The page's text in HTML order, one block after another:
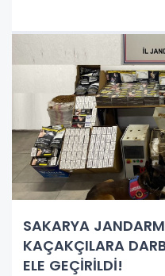
SAKARYA
KAÇAKÇILARA
ELE GEÇİRİLDİ!